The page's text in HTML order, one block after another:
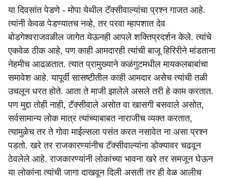
या दिवसांत पेडणे - मोपा येथील टॅक्सीवाल्यांचा प्रश्न गाजत आहे.
त्यांनी केवळ पेडण्यातच नव्हे, तर परवा म्हापशात देव
बोडगेश्वराजवळील जागेत येऊनही आपले शक्तिप्रदर्शन केले. त्यांचे
एकवेळ ठीक आहे, पण काही आमदारही त्यांची बाजू हिरिरीने मांडताना
नेहमीच आढळतात. त्यात प्रामुख्याने कळंगुटमधील मायकलबाबांचा
समावेश आहे. यापूर्वी सासष्टीतील काही आमदार असेच त्यांची तळी
उचलून धरत होते. आता ते माजी झालेले असले तरी हे काम करतात.
पण मुद्दा तोही नाही, टॅक्सीवाले असोत वा खासगी बसवाले असोत,
सर्वसामान्य लोक मात्र त्यांच्याबाबत नाराजीच व्यक्त करतात,
त्यामुळेच तर ते गोवा माईल्सला पसंत करत नसावेत ना असा प्रश्न
पडतो. खरे तर राजकारण्यांनीच टॅक्सीवाल्यांना डोक्यावर चढवून
ठेवलेले आहे. राजकारण्यांनी लोकांच्या भावना खरे तर समजून घेऊन
या लोकांना त्यांची जागा दाखवून दिली असती तर ही वेळ आलीच